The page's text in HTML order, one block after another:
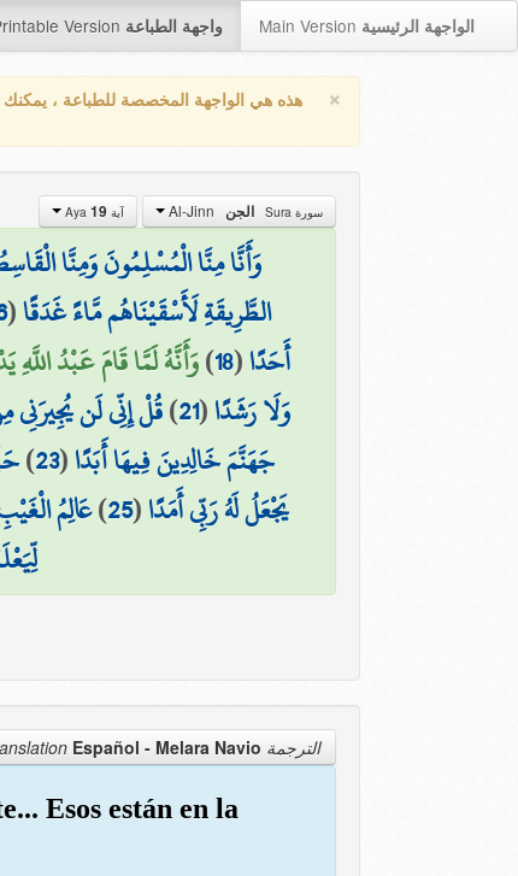
Version واجهة الطباعة Main Version الواجهة الرئيسية
× هذه هي الواجهة المخصصة للطباعة ،
سورة Sura الجن آية Aya 19
وَأَنَّا مِنَّا الْمُسْلِمُونَ وَمِنَّا
الطَّرِيقَةِ لَأَسْقَيْنَاهُم مَّاءً غَدَقًا(
أَحَدًا(
18
)وَأَنَّهُ لَمَّا قَامَ عَبْدُ اللَّهِ
وَلَا رَشَدًا(
21
)قُلْ إِنِّي لَن
جَهَنَّمَ خَالِدِينَ فِيهَا أَبَدًا(
23
)
يَجْعَلُ لَهُ رَبِّي أَمَدًا(
25
)عَالِمُ
الترجمة Translation Español - Melara Navio
Esos están en la